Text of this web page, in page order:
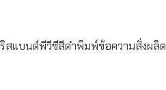
ริสแบนด์พีวีซีสีดำพิมพ์ข้อความสั่งผลิต